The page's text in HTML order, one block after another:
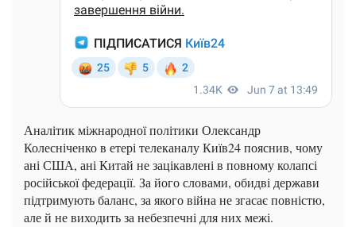
Аналітик міжнародної політики Олександр
Колесніченко в етері телеканалу Київ24 пояснив, чому
ані США, ані Китай не зацікавлені в повному колапсі
російської федерації. За його словами, обидві держави
підтримують баланс, за якого війна не згасає повністю,
але й не виходить за небезпечні для них межі.